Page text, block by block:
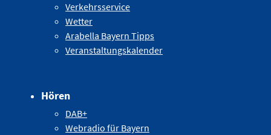
Verkehrsservice
Wetter
Arabella Bayern Tipps
Veranstaltungskalender
Hören
DAB+
Webradio für Bayern